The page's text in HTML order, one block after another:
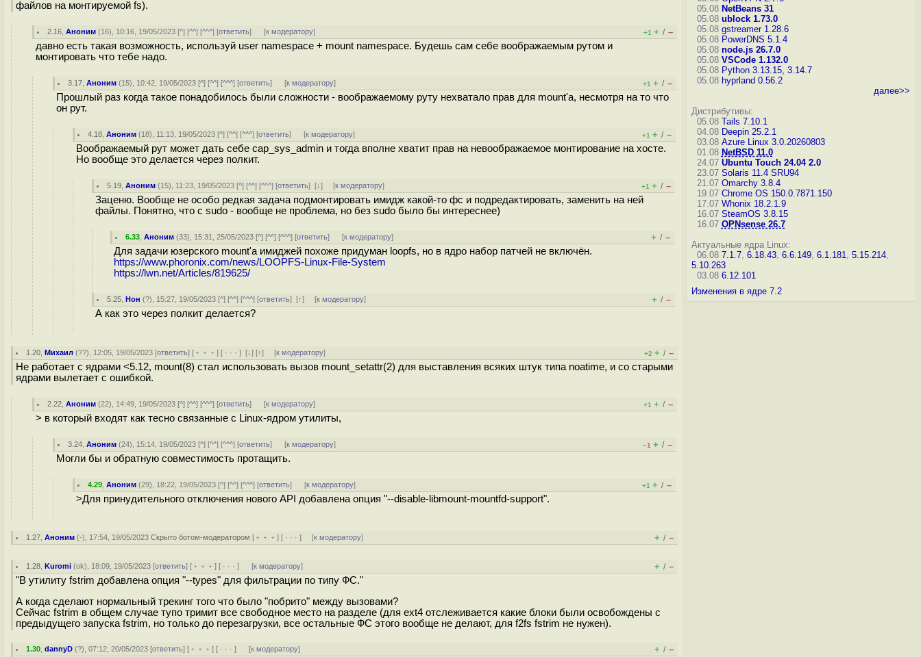
файлов на монтируемой fs).
2.16 ,Аноним (16), 10:16, 19/05/2023 [^] [^^] [^^^] [ответить] [к модератору] +1 + / –
давно есть такая возможность, используй user namespace + mount namespace. Будешь сам себе воображаемым рутом и
монтировать что тебе надо.
3.17 ,Аноним (15), 10:42, 19/05/2023 [^] [^^] [^^^] [ответить] [к модератору] +1 + / –
Прошлый раз когда такое понадобилось были сложности - воображаемому руту нехватало прав для mount'а, несмотря на то что
он рут.
4.18 ,Аноним (18), 11:13, 19/05/2023 [^] [^^] [^^^] [ответить] [к модератору] +1 + / –
Воображаемый рут может дать себе cap_sys_admin и тогда вполне хватит прав на невоображаемое монтирование на хосте.
Но вообще это делается через полкит.
5.19 ,Аноним (15), 11:23, 19/05/2023 [^] [^^] [^^^] [ответить][↓] [к модератору] +1 + / –
Заценю. Вообще не особо редкая задача подмонтировать имидж какой-то фс и подредактировать, заменить на ней
файлы. Понятно, что с sudo - вообще не проблема, но без sudo было бы интереснее)
6.33 ,Аноним (33), 15:31, 25/05/2023 [^] [^^] [^^^] [ответить] [к модератору] + / –
Для задачи юзерского mount'а имиджей похоже придуман loopfs, но в ядро набор патчей не включён.
https://www.phoronix.com/news/LOOPFS-Linux-File-System
https://lwn.net/Articles/819625/
5.25 ,Нон (?), 15:27, 19/05/2023 [^] [^^] [^^^] [ответить][↑] [к модератору] + / –
А как это через полкит делается?
1.20 ,Михаил (??), 12:05, 19/05/2023 [ответить] [ ﹢﹢﹢] [ · · ·][↓] [↑] [к модератору] +2 + / –
Не работает с ядрами <5.12, mount(8) стал использовать вызов mount_setattr(2) для выставления всяких штук типа noatime, и со старыми
ядрами вылетает с ошибкой.
2.22 ,Аноним (22), 14:49, 19/05/2023 [^] [^^] [^^^] [ответить] [к модератору] +1 + / –
> в который входят как тесно связанные с Linux-ядром утилиты,
3.24 ,Аноним (24), 15:14, 19/05/2023 [^] [^^] [^^^] [ответить] [к модератору] –1 + / –
Могли бы и обратную совместимость протащить.
4.29 ,Аноним (29), 18:22, 19/05/2023 [^] [^^] [^^^] [ответить] [к модератору] +1 + / –
>Для принудительного отключения нового API добавлена опция "--disable-libmount-mountfd-support".
1.27 ,Аноним (-), 17:54, 19/05/2023Скрыто ботом-модератором [ ﹢﹢﹢] [ · · ·] [к модератору] + / –
1.28 ,Kuromi (ok), 18:09, 19/05/2023 [ответить] [ ﹢﹢﹢] [ · · ·] [к модератору] + / –
"В утилиту fstrim добавлена опция "--types" для фильтрации по типу ФС."
А когда сделают нормальный трекинг того что было "побрито" между вызовами?
Сейчас fstrim в общем случае тупо тримит все свободное место на разделе (для ext4 отслеживается какие блоки были освобождены с
предыдущего запуска fstrim, но только до перезагрузки, все остальные ФС этого вообще не делают, для f2fs fstrim не нужен).
1.30 ,dannyD (?), 07:12, 20/05/2023 [ответить] [ ﹢﹢﹢] [ · · ·] [к модератору] + / –
05.08 NetBeans 31
05.08 ublock 1.73.0
05.08 gstreamer 1.28.6
05.08 PowerDNS 5.1.4
05.08 node.js 26.7.0
05.08 VSCode 1.132.0
05.08 Python 3.13.15, 3.14.7
05.08 hyprland 0.56.2
далее>>
Дистрибутивы:
05.08 Tails 7.10.1
04.08 Deepin 25.2.1
03.08 Azure Linux 3.0.20260803
01.08 NetBSD 11.0
24.07 Ubuntu Touch 24.04 2.0
23.07 Solaris 11.4 SRU94
21.07 Omarchy 3.8.4
19.07 Chrome OS 150.0.7871.150
17.07 Whonix 18.2.1.9
16.07 SteamOS 3.8.15
16.07 OPNsense 26.7
Актуальные ядра Linux:
06.08 7.1.7, 6.18.43, 6.6.149, 6.1.181, 5.15.214,
5.10.263
03.08 6.12.101
Изменения в ядре 7.2